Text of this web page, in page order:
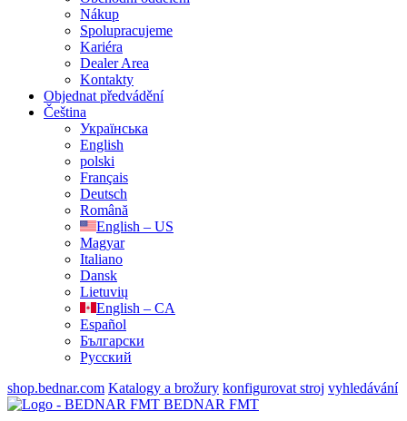
Nákup
Spolupracujeme
Kariéra
Dealer Area
Kontakty
Objednat předvádění
Čeština
Українська
English
polski
Français
Deutsch
Română
English – US
Magyar
Italiano
Dansk
Lietuvių
English – CA
Español
Български
Русский
shop.bednar.com Katalogy a brožury konfigurovat stroj vyhledávání
BEDNAR FMT